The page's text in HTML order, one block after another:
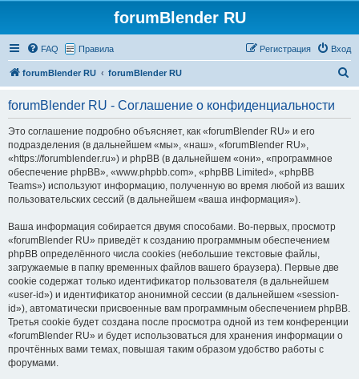
forumBlender RU
FAQ Правила Вход
Регистрация
forumBlender RU forumBlender RU
forumBlender RU - Соглашение о конфиденциальности
Это соглашение подробно объясняет, как «forumBlender RU» и его
подразделения (в дальнейшем «мы», «наш», «forumBlender RU»,
«https://forumblender.ru») и phpBB (в дальнейшем «они», «программное
обеспечение phpBB», «www.phpbb.com», «phpBB Limited», «phpBB
Teams») используют информацию, полученную во время любой из ваших
пользовательских сессий (в дальнейшем «ваша информация»).
Ваша информация собирается двумя способами. Во-первых, просмотр
«forumBlender RU» приведёт к созданию программным обеспечением
phpBB определённого числа cookies (небольшие текстовые файлы,
загружаемые в папку временных файлов вашего браузера). Первые две
cookie содержат только идентификатор пользователя (в дальнейшем
«user-id») и идентификатор анонимной сессии (в дальнейшем «session-
id»), автоматически присвоенные вам программным обеспечением phpBB.
Третья cookie будет создана после просмотра одной из тем конференции
«forumBlender RU» и будет использоваться для хранения информации о
прочтённых вами темах, повышая таким образом удобство работы с
форумами.